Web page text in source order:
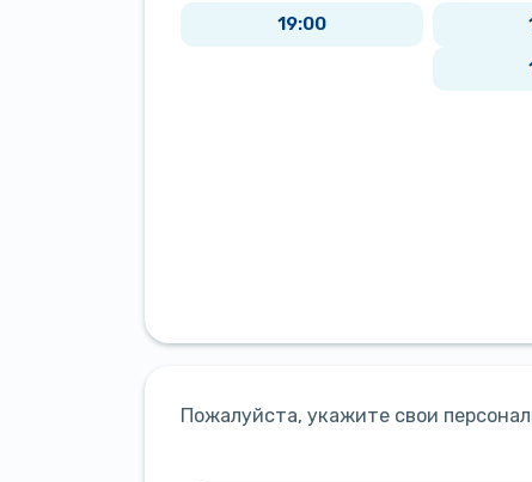
19:00
Пожалуйста, укажите свои